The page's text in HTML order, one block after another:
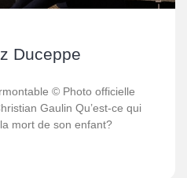
Duceppe
© Photo officielle
Gaulin Qu’est-ce qui
mort de son enfant?